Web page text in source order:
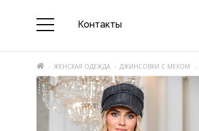
Контакты
ЖЕНСКАЯ ОДЕЖДА ДЖИНСОВКИ С МЕХОМ